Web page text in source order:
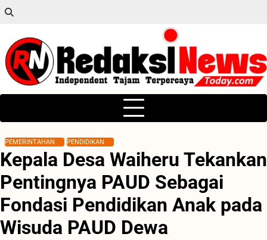
Skip
content
PEMERINTAHAN PENDIDIKAN
Kepala Desa Waiheru Tekankan
Pentingnya PAUD Sebagai
Fondasi Pendidikan Anak pada
Wisuda PAUD Dewa